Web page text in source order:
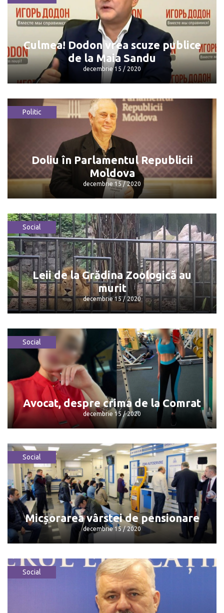
Un consilier al premierului are
întrebări: ce au fumat cei..
decembrie 15 / 2020
Culmea! Dodon vrea scuze publice
de la Maia Sandu
decembrie 15 / 2020
Culmea! Dodon vrea scuze publice de
la Maia Sandu
decembrie 15 / 2020
Politic
Doliu în Parlamentul Republicii
Moldova
decembrie 15 / 2020
Doliu în Parlamentul Republicii
Moldova
decembrie 15 / 2020
Social
Leii de la Grădina Zoologică au
murit
decembrie 15 / 2020
Leii de la Grădina Zoologică au murit
decembrie 15 / 2020
Social
Avocat, despre crima de la Comrat
decembrie 15 / 2020
Avocat, despre crima de la Comrat
decembrie 15 / 2020
Social
Micșorarea vârstei de pensionare
decembrie 15 / 2020
Micșorarea vârstei de pensionare
decembrie 15 / 2020
Social